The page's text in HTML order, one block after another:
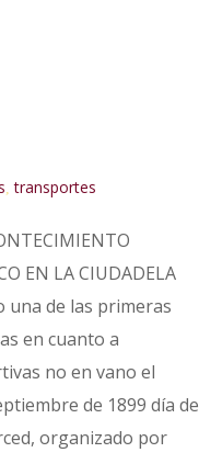
,transportes
EN LA CIUDADELA
una de las primeras
en cuanto a
no en vano el
de 1899 día de
organizado por